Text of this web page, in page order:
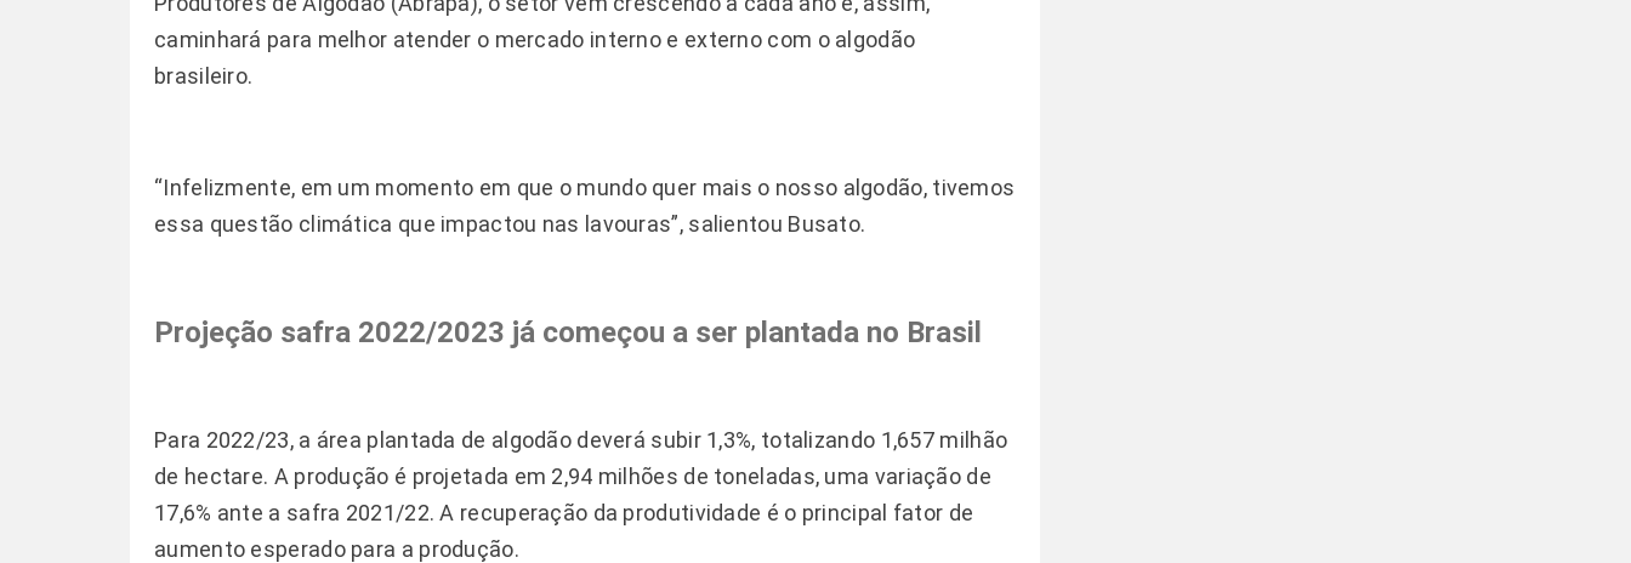
caminhará para melhor atender o mercado interno e externo com o algodão
brasileiro.
“Infelizmente, em um momento em que o mundo quer mais o nosso algodão, tivemos
essa questão climática que impactou nas lavouras”, salientou Busato.
Projeção safra 2022/2023 já começou a ser plantada no Brasil
Para 2022/23, a área plantada de algodão deverá subir 1,3%, totalizando 1,657 milhão
de hectare. A produção é projetada em 2,94 milhões de toneladas, uma variação de
17,6% ante a safra 2021/22. A recuperação da produtividade é o principal fator de
aumento esperado para a produção.